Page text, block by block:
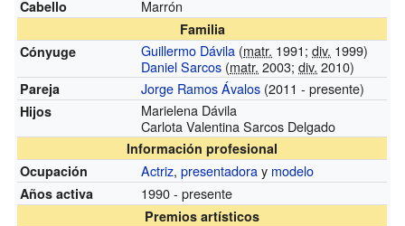
Cabello Marrón
Familia
Cónyuge
Guillermo Dávila (matr. 1991;div. 1999)
Daniel Sarcos (matr. 2003;div. 2010)
Pareja Jorge Ramos Ávalos (2011 - presente)
Hijos
Marielena Dávila
Carlota Valentina Sarcos Delgado
Información profesional
Ocupación
Actriz,presentadoray modelo
Años activa 1990 - presente
Premios artísticos